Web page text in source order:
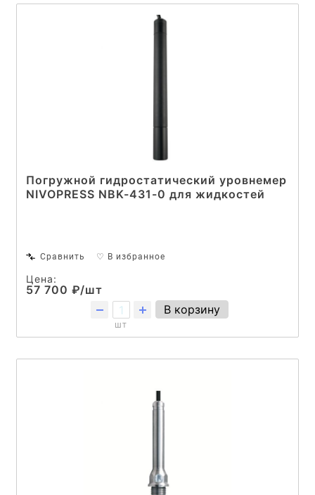
Погружной гидростатический уровнемер
NIVOPRESS NBK-431-0 для жидкостей
Сравнить ♡ В избранное
Цена:
57 700 ₽/шт
шт
В корзину